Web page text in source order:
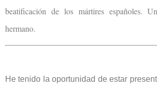
beatificación de los mártires españoles.
hermano.
He tenido la oportunidad de estar